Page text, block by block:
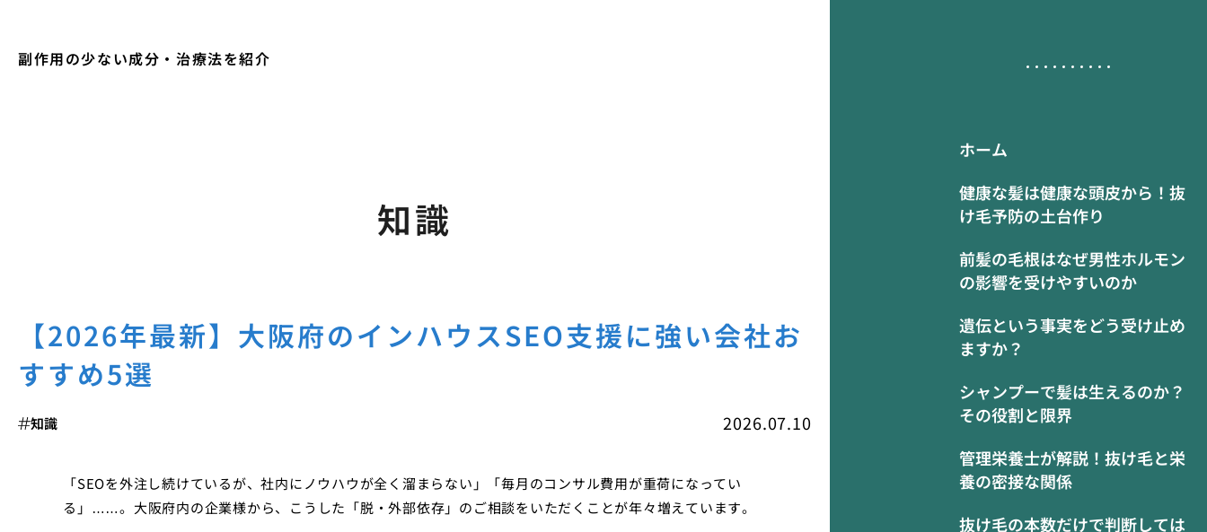
副作用の少ない成分・治療法を紹介
ホーム
健康な髪は健康な頭皮から！抜
け毛予防の土台作り
前髪の毛根はなぜ男性ホルモン
の影響を受けやすいのか
遺伝という事実をどう受け止め
ますか？
シャンプーで髪は生えるのか？
その役割と限界
管理栄養士が解説！抜け毛と栄
養の密接な関係
抜け毛の本数だけで判断しては
知識
【2026年最新】大阪府のインハウスSEO支援に強い会社お
すすめ5選
2026.07.10
知識
「SEOを外注し続けているが、社内にノウハウが全く溜まらない」「毎月のコンサル費用が重荷になってい
る」……。大阪府内の企業様から、こうした「脱・外部依存」のご相談をいただくことが年々増えています。